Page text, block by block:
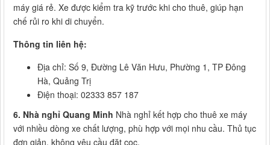
máy giá rẻ. Xe được kiểm tra kỹ trước khi cho thuê, giúp hạn
chế rủi ro khi di chuyển.
Thông tin liên hệ:
Địa chỉ: Số 9, Đường Lê Văn Hưu, Phường 1, TP Đông
Hà, Quảng Trị
Điện thoại: 02333 857 187
6. Nhà nghỉ Quang Minh Nhà nghỉ kết hợp cho thuê xe máy
với nhiều dòng xe chất lượng, phù hợp với mọi nhu cầu. Thủ tục
đơn giản, không yêu cầu đặt cọc.